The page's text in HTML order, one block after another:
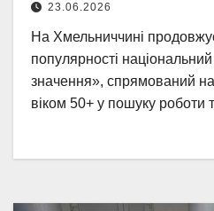
23.06.2026
На Хмельниччині
популярності
значення», спрямований
віком 50+ у пошуку роботи